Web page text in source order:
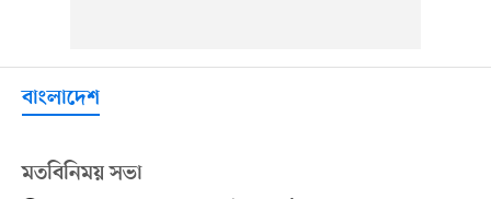
বাংলাদেশ
মতবিনিময় সভা